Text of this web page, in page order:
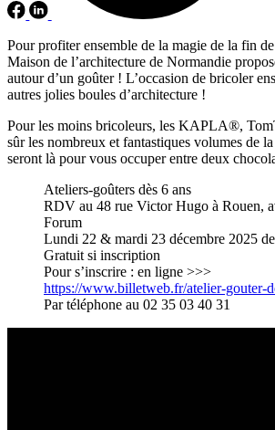
Pour profiter ensemble de la magie de la fin
Maison de l’architecture de Normandie
autour d’un goûter ! L’occasion de bricoler
autres jolies boules d’architecture !
Pour les moins bricoleurs, les KAPLA®,
sûr les nombreux et fantastiques volumes de
seront là pour vous occuper entre deux
Ateliers-goûters dès 6 ans
RDV au 48 rue Victor Hugo à Rouen,
Forum
Lundi 22 & mardi 23 décembre 2025
Gratuit si inscription
Pour s’inscrire : en ligne >>>
https://www.billetweb.fr/atelier-gouter-
Par téléphone au 02 35 03 40 31